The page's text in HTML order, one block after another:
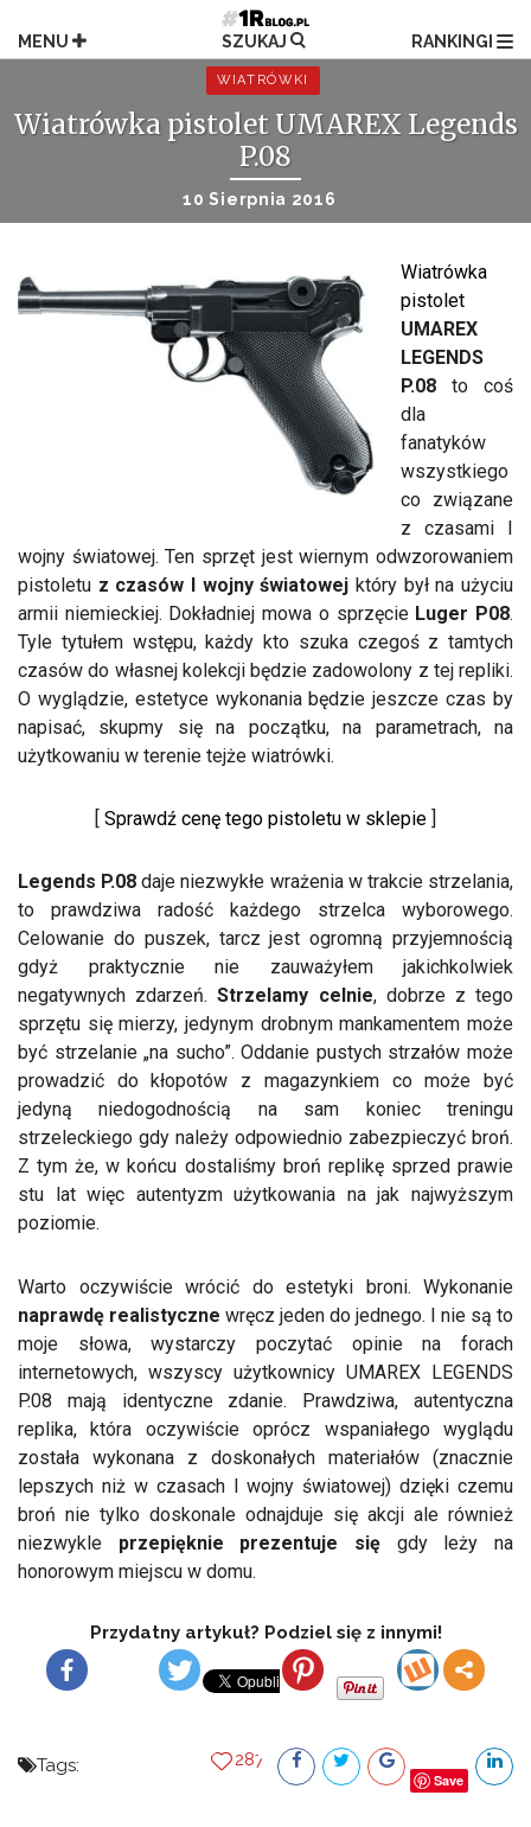
do
treści
MENU SZUKAJ RANKINGI
WIATRÓWKI
Wiatrówka pistolet UMAREX Legends
P.08
10 Sierpnia 2016
Wiatrówka
pistolet
UMAREX
LEGENDS
P.08to coś
dla
fanatyków
wszystkiego
co związane
z czasami I
wojny światowej. Ten sprzęt jest wiernym odwzorowaniem
pistoletu z czasów I wojny światowej który był na użyciu
armii niemieckiej. Dokładniej mowa o sprzęcie Luger P08.
Tyle tytułem wstępu, każdy kto szuka czegoś z tamtych
czasów do własnej kolekcji będzie zadowolony z tej repliki.
O wyglądzie, estetyce wykonania będzie jeszcze czas by
napisać, skupmy się na początku, na parametrach, na
użytkowaniu w terenie tejże wiatrówki.
Sprawdź cenę tego pistoletu w sklepie
Legends P.08 daje niezwykłe wrażenia w trakcie strzelania,
to prawdziwa radość każdego strzelca wyborowego.
Celowanie do puszek, tarcz jest ogromną przyjemnością
gdyż praktycznie nie zauważyłem jakichkolwiek
negatywnych zdarzeń.Strzelamy celnie, dobrze z tego
sprzętu się mierzy, jedynym drobnym mankamentem może
być strzelanie „na sucho”. Oddanie pustych strzałów może
prowadzić do kłopotów z magazynkiem co może być
jedyną niedogodnością na sam koniec treningu
strzeleckiego gdy należy odpowiednio zabezpieczyć broń.
Z tym że, w końcu dostaliśmy broń replikę sprzed prawie
stu lat więc autentyzm użytkowania na jak najwyższym
poziomie.
Warto oczywiście wrócić do estetyki broni. Wykonanie
naprawdę realistyczne wręcz jeden do jednego. I nie są to
moje słowa, wystarczy poczytać opinie na forach
internetowych, wszyscy użytkownicy UMAREX LEGENDS
P.08 mają identyczne zdanie. Prawdziwa, autentyczna
replika, która oczywiście oprócz wspaniałego wyglądu
została wykonana z doskonałych materiałów (znacznie
lepszych niż w czasach I wojny światowej) dzięki czemu
broń nie tylko doskonale odnajduje się akcji ale również
niezwykle przepięknie prezentuje się gdy leży na
honorowym miejscu w domu.
Przydatny artykuł? Podziel się z innymi!
Tags: 287
Save